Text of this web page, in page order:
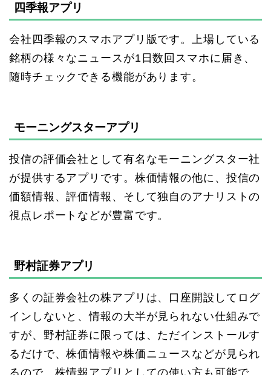
四季報アプリ
会社四季報のスマホアプリ版です。上場している
銘柄の様々なニュースが1日数回スマホに届き、
随時チェックできる機能があります。
モーニングスターアプリ
投信の評価会社として有名なモーニングスター社
が提供するアプリです。株価情報の他に、投信の
価額情報、評価情報、そして独自のアナリストの
視点レポートなどが豊富です。
野村証券アプリ
多くの証券会社の株アプリは、口座開設してログ
インしないと、情報の大半が見られない仕組みで
すが、野村証券に限っては、ただインストールす
るだけで、株価情報や株価ニュースなどが見られ